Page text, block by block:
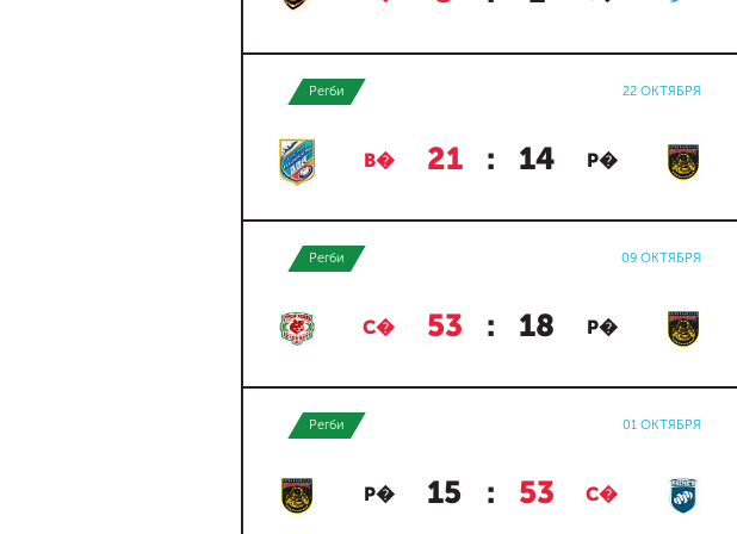
Регби 22 ОКТЯБРЯ
В� 21 : 14 Р�
Регби 09 ОКТЯБРЯ
С� 53 : 18 Р�
Регби 01 ОКТЯБРЯ
Р� 15 : 53 С�